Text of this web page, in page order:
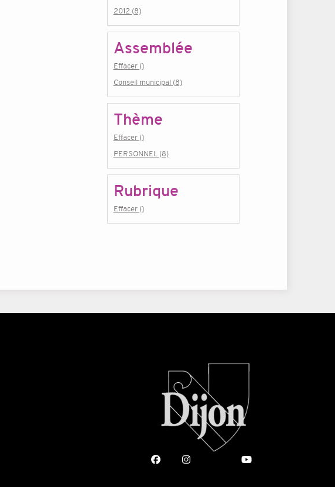
2012 (8)
Assemblée
Effacer ()
Conseil municipal (8)
Thème
Effacer ()
PERSONNEL (8)
Rubrique
Effacer ()